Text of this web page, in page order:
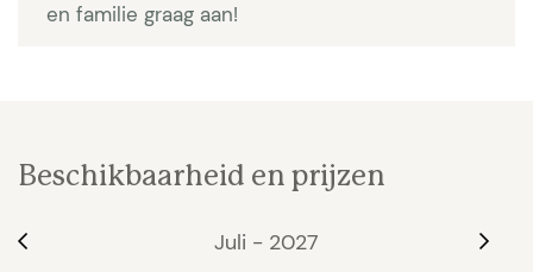
en familie graag aan!
Beschikbaarheid en prijzen
Juli - 2027